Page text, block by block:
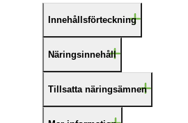
Innehållsförteckning
Näringsinnehåll
Tillsatta näringsämnen